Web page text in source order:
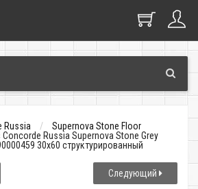
Russia
Supernova Stone Floor
Russia Supernova Stone Grey
30x60 структурированный
Следующий